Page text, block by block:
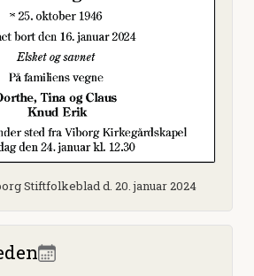
Stiftfolkeblad d. 20. januar 2024